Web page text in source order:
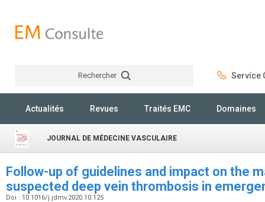
Rechercher Service
Actualités Revues Traités EMC Domaines
JOURNAL DE MÉDECINE VASCULAIRE
Follow-up of guidelines and impact on the
suspected deep vein thrombosis in
Doi : 10.1016/j.jdmv.2020.10.125